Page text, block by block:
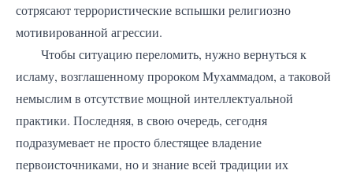
сотрясают террористические вспышки религиозно
мотивированной агрессии.
Чтобы ситуацию переломить, нужно вернуться к
исламу, возглашенному пророком Мухаммадом, а таковой
немыслим в отсутствие мощной интеллектуальной
практики. Последняя, в свою очередь, сегодня
подразумевает не просто блестящее владение
первоисточниками, но и знание всей традиции их